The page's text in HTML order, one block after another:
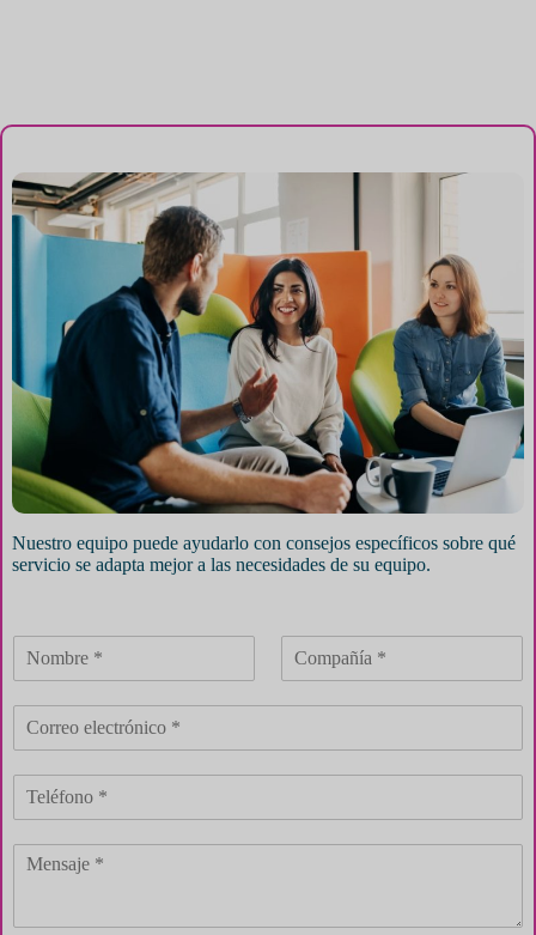
Nuestro equipo puede ayudarlo con consejos específicos sobre qué
servicio se adapta mejor a las necesidades de su equipo.